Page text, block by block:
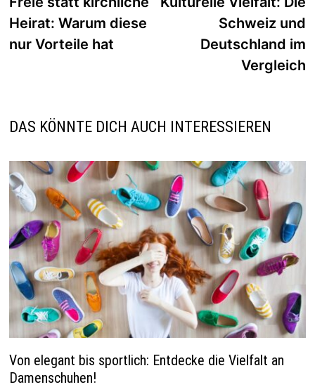
Heirat: Warum diese
nur Vorteile hat
Schweiz und
Deutschland im
Vergleich
DAS KÖNNTE DICH AUCH INTERESSIEREN
Von elegant bis sportlich: Entdecke die Vielfalt an
Damenschuhen!